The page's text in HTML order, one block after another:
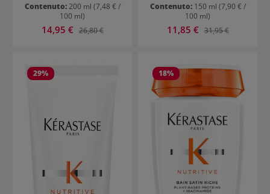
Contenuto:200 ml (7,48 € /
100 ml)
Prezzo di vendita:
14,95 € Prezzo normale:
26,80 €
Contenuto: 150 ml (7,90 € /
100 ml)
Prezzo di vendita:
11,85 € Prezzo normale:
31,95 €
29% 18%